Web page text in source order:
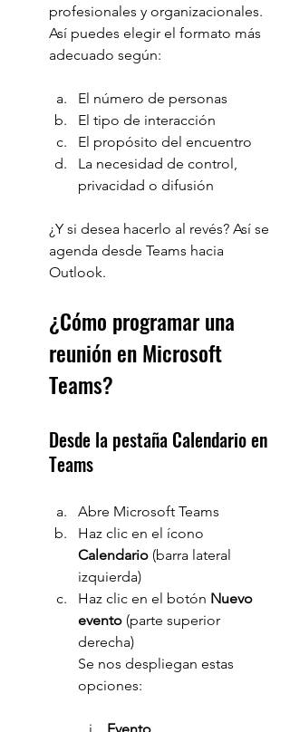
profesionales y organizacionales.
Así puedes elegir el formato más
adecuado según:
El número de personas
El tipo de interacción
El propósito del encuentro
La necesidad de control,
privacidad o difusión
¿Y si desea hacerlo al revés? Así se
agenda desde Teams hacia
Outlook.
¿Cómo programar una
reunión en Microsoft
Teams?
Desde la pestaña Calendario en
Teams
Abre Microsoft Teams
Haz clic en el ícono
Calendario (barra lateral
izquierda)
Haz clic en el botón Nuevo
evento (parte superior
derecha)
Se nos despliegan estas
opciones: